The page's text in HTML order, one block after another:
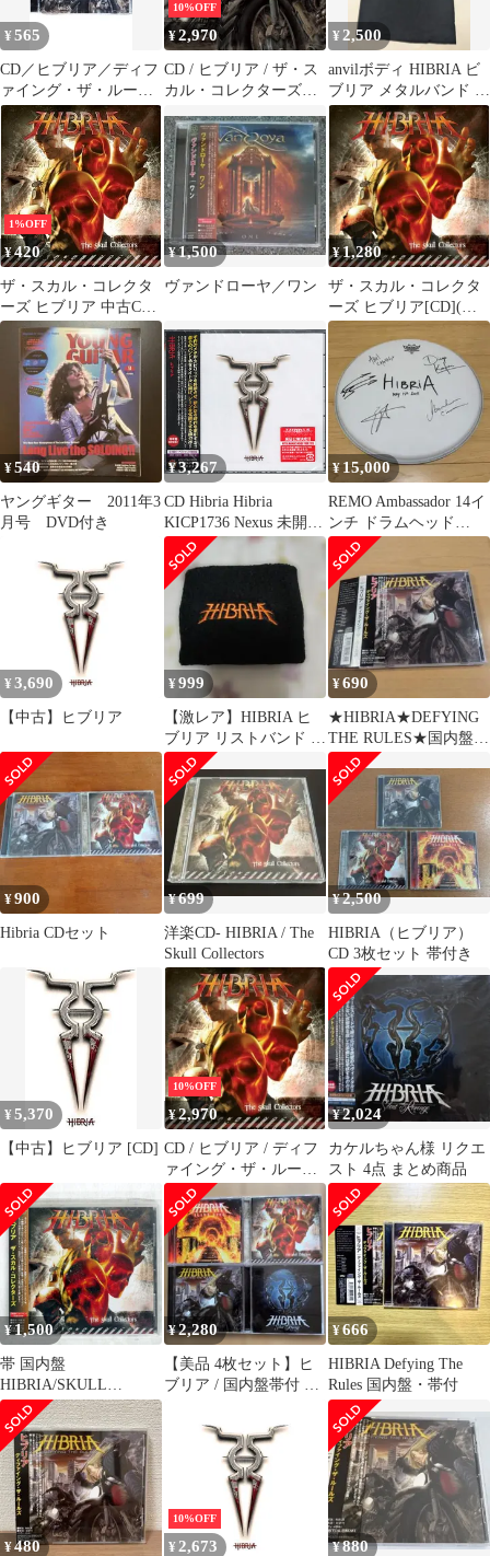
¥565
CD／ヒブリア／ディフ
ァイング・ザ・ルール
ズ
10%OFF
¥2,970
CD / ヒブリア / ザ・ス
カル・コレクターズ
¥2,500
anvilボディ HIBRIA ビ
ブリア メタルバンド ジ
ャパンツアーTシャツ
1%OFF
¥420
ザ・スカル・コレクタ
ーズ ヒブリア 中古CD
レンタル落ち 8e-1442
¥1,500
ヴァンドローヤ／ワン
¥1,280
ザ・スカル・コレクタ
ーズ ヒブリア[CD](中
古)
¥540
ヤングギター 2011年3
月号 DVD付き
¥3,267
CD Hibria Hibria
KICP1736 Nexus 未開封
/00110
¥ 15,000
REMO Ambassador 14イ
ンチ ドラムヘッド
HIBRIAサイン入り
¥ 3,690
【中古】ヒブリア
¥999
【激レア】HIBRIA ヒ
ブリア リストバンド メ
タル
¥690
★HIBRIA★DEFYING
THE RULES★国内盤★
帯あり★
¥900
Hibria CDセット
¥699
洋楽CD- HIBRIA / The
Skull Collectors
¥2,500
HIBRIA（ヒブリア）
CD 3枚セット 帯付き
¥5,370
【中古】ヒブリア [CD]
10%OFF
¥2,970
CD / ヒブリア / ディフ
ァイング・ザ・ルール
ズ (解説歌詞対訳付)
¥2,024
カケルちゃん様 リクエ
スト 4点 まとめ商品
¥1,500
帯 国内盤
HIBRIA/SKULL
COLLECTORS/SPIRIT
UAL BEAST
POCE16043 CD □
¥2,280
【美品 4枚セット】ヒ
ブリア / 国内盤帯付 メ
¥666
HIBRIA Defying The
Rules 国内盤・帯付
¥480
10%OFF
¥ 2,673 ¥880